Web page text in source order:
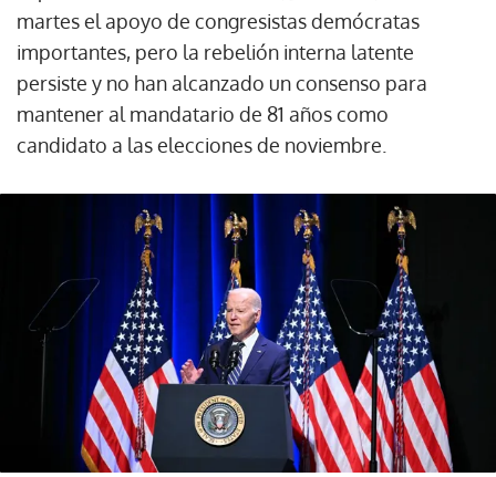
martes el apoyo de congresistas demócratas
importantes, pero la rebelión interna latente
persiste y no han alcanzado un consenso para
mantener al mandatario de 81 años como
candidato a las elecciones de noviembre.